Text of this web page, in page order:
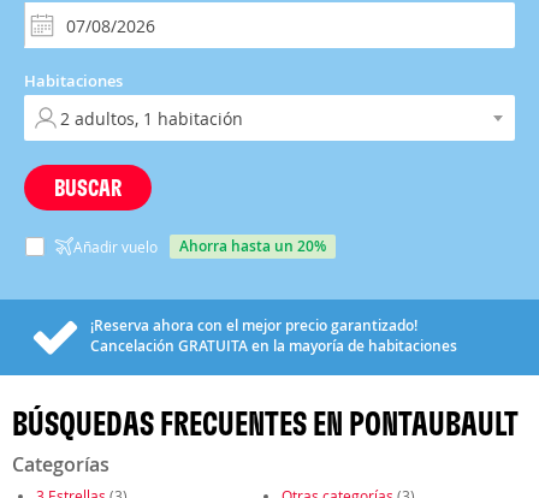
Habitaciones
BUSCAR
Añadir vuelo ahorra hasta un 20%
¡Reserva ahora con el mejor precio garantizado!
Cancelación GRATUITAen la mayoría de habitaciones
BÚSQUEDAS FRECUENTES EN PONTAUBAULT
Categorías